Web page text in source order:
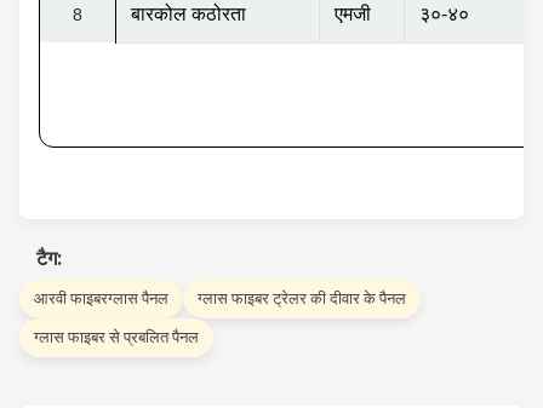
8 बारकोल कठोरता एमजी ३०-४०
टैग:
आरवी फाइबरग्लास पैनल ग्लास फाइबर ट्रेलर की दीवार के पैनल
ग्लास फाइबर से प्रबलित पैनल